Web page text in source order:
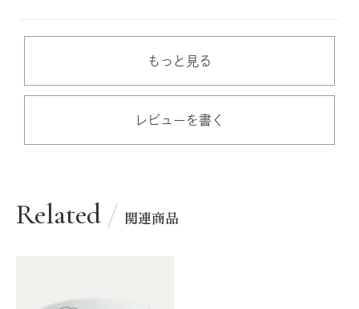
もっと見る
レビューを書く
Related 関連商品